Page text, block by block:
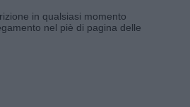
in qualsiasi momento
nel piè di pagina delle